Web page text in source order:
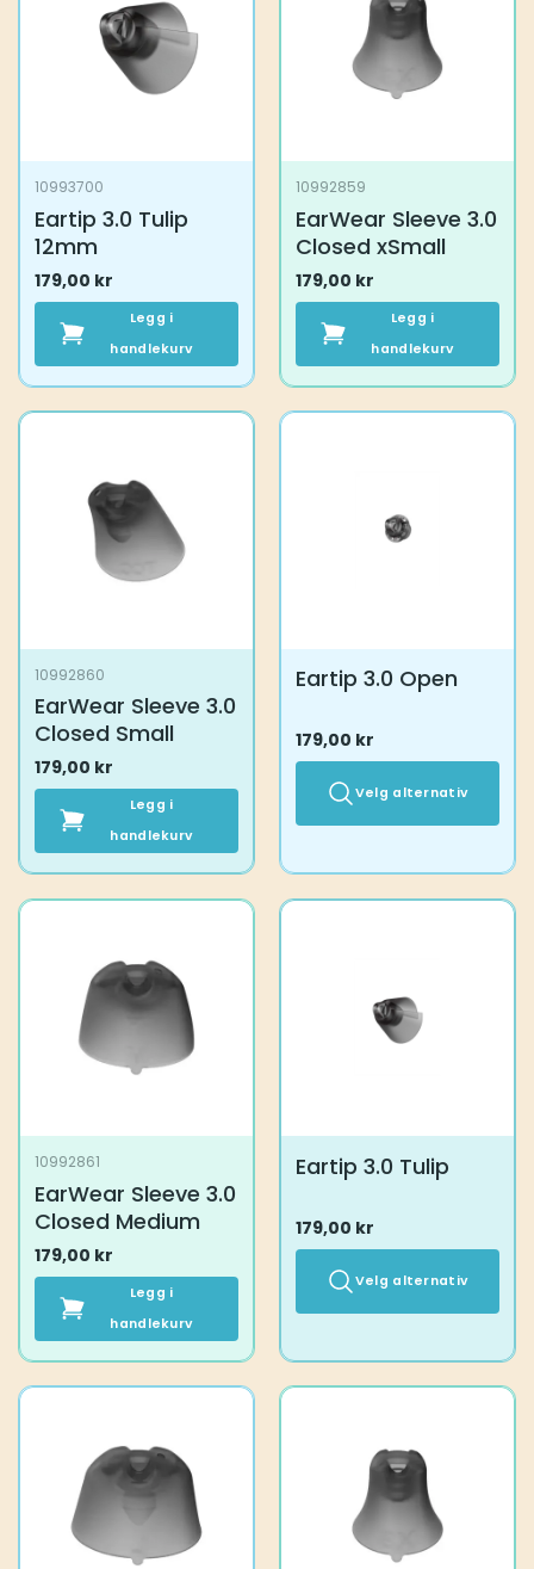
10993700
Eartip 3.0 Tulip
12mm
179,00 kr
Legg i
handlekurv
10992859
EarWear Sleeve 3.0
Closed xSmall
179,00 kr
Legg i
handlekurv
10992860
EarWear Sleeve 3.0
Closed Small
179,00 kr
Legg i
handlekurv
Eartip 3.0 Open
179,00 kr
Velg alternativ
10992861
EarWear Sleeve 3.0
Closed Medium
179,00 kr
Legg i
handlekurv
Eartip 3.0 Tulip
179,00 kr
Velg alternativ
Alternativene
produktsiden